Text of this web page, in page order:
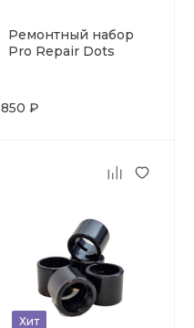
Ремонтный набор
Pro Repair Dots
850 ₽
Хит